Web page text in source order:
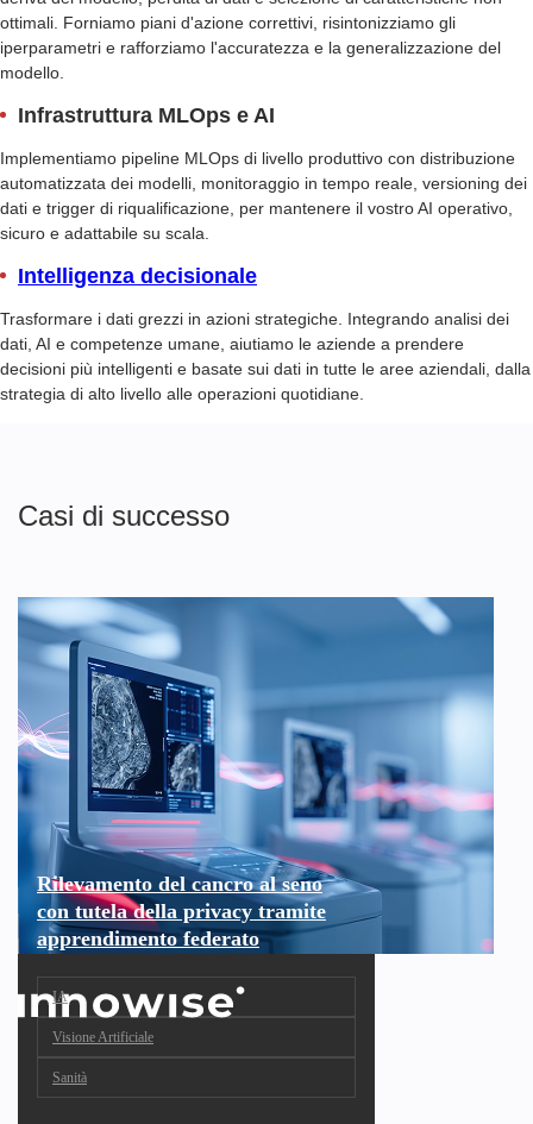
ottimali. Forniamo piani d'azione correttivi, risintonizziamo gli
iperparametri e rafforziamo l'accuratezza e la generalizzazione del
modello.
Infrastruttura MLOps e AI
Implementiamo pipeline MLOps di livello produttivo con distribuzione
automatizzata dei modelli, monitoraggio in tempo reale, versioning dei
dati e trigger di riqualificazione, per mantenere il vostro AI operativo,
sicuro e adattabile su scala.
Intelligenza decisionale
Trasformare i dati grezzi in azioni strategiche. Integrando analisi dei
dati, AI e competenze umane, aiutiamo le aziende a prendere
decisioni più intelligenti e basate sui dati in tutte le aree aziendali, dalla
strategia di alto livello alle operazioni quotidiane.
Casi di successo
Rilevamento del cancro al seno
con tutela della privacy tramite
apprendimento federato
IA
Visione Artificiale
Sanità